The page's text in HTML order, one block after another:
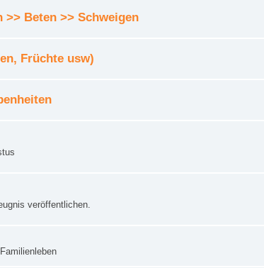
>> Beten >> Schweigen
Früchte usw)
veröffentlichen.